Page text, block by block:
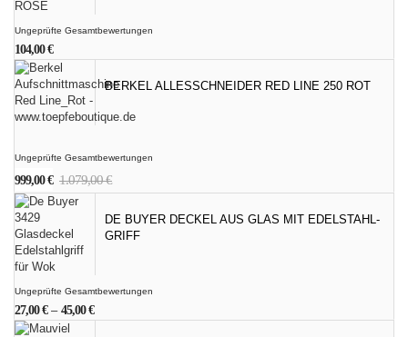
Ungeprüfte Gesamtbewertungen
104,00€
BERKEL ALLESSCHNEIDER RED LINE 250 ROT
Ungeprüfte Gesamtbewertungen
1.079,00€Ursprünglicher
Preis
1.079,00 €
999,00€
Aktueller
Preis
999,00 €.
DE BUYER DECKEL AUS GLAS MIT EDELSTAHL-
GRIFF
Ungeprüfte Gesamtbewertungen
27,00€– 45,00€